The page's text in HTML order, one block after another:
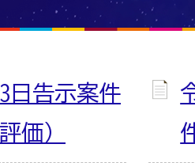
日告示案件
価）